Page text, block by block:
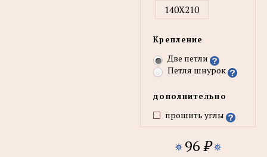
140X210
Крепление
Две петли
Петля шнурок
дополнительно
прошить углы
96 ₽